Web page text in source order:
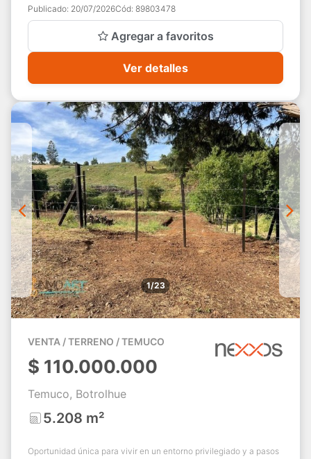
Publicado: 20/07/2026Cód: 89803478
Agregar a favoritos
Ver detalles
1/23
VENTA / TERRENO / TEMUCO
$ 110.000.000
Temuco, Botrolhue
5.208 m²
Oportunidad única para vivir en un entorno privilegiado y a pasos